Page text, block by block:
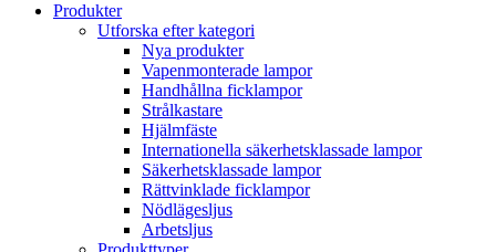
Produkter
Utforska efter kategori
Nya produkter
Vapenmonterade lampor
Handhållna ficklampor
Strålkastare
Hjälmfäste
Internationella säkerhetsklassade lampor
Säkerhetsklassade lampor
Rättvinklade ficklampor
Nödlägesljus
Arbetsljus